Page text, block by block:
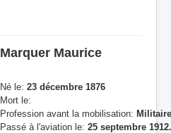
Marquer Maurice
Né le: 23 décembre 1876
Mort le:
Profession avant la mobilisation: Militaire
Passé à l'aviation le: 25 septembre